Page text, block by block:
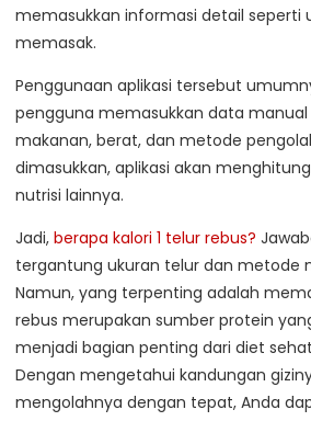
memasukkan informasi detail seperti
memasak.
Penggunaan aplikasi tersebut
pengguna memasukkan data manual
makanan, berat, dan metode
dimasukkan, aplikasi akan
nutrisi lainnya.
Jadi, berapa kalori 1 telur rebus?
tergantung ukuran telur dan metode
Namun, yang terpenting adalah
rebus merupakan sumber protein
menjadi bagian penting dari diet
Dengan mengetahui kandungan
mengolahnya dengan tepat, Anda